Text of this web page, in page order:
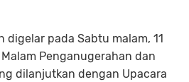
digelar pada Sabtu malam, 11
Penganugerahan dan
dilanjutkan dengan Upacara